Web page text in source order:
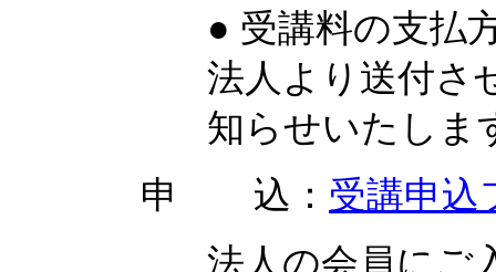
● 受講料の支払
法人より送付さ
知らせいたしま
申 込： 受講申込
法人の会員にご